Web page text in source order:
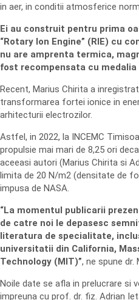
in aer, in conditii atmosferice
Ei au construit pentru prima
“Rotary Ion Engine” (RIE) cu
nu are amprenta termica,
fost recompensata cu medalia
Recent, Marius Chirita a
transformarea fortei ionice in
arhitecturii electrozilor.
Astfel, in 2022, la INCEMC
propulsie mai mari de 8,25 ori
aceeasi autori (Marius Chirita si
limita de 20 N/m2 (densitate de
impusa de NASA.
“La momentul publicarii
de catre noi le depasesc
literatura de specialitate,
universitatii din California,
Technology (MIT)”, ne spune dr.
Noile date se afla in prelucrare si
impreuna cu prof. dr. fiz. Adrian